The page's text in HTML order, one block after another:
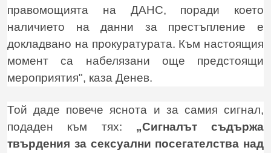
правомощията на ДАНС, поради което
наличието на данни за престъпление е
докладвано на прокуратурата. Към настоящия
момент са набелязани още предстоящи
мероприятия", каза Денев.
Той даде повече яснота и за самия сигнал,
подаден към тях: „Сигналът съдържа
твърдения за сексуални посегателства над